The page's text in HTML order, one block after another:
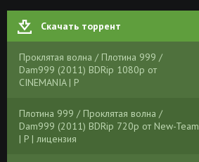
Скачать торрент
Проклятая волна / Плотина 999 /
Dam999 (2011) BDRip 1080p от
CINEMANIA | P
Плотина 999 / Проклятая волна /
Dam999 (2011) BDRip 720p от New-Team
| P | лицензия